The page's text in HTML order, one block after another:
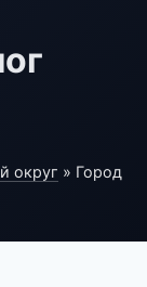
округ » Город